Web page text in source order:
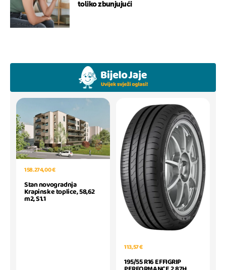
toliko zbunjujući
158.274,00 €
Stan novogradnja
Krapinske toplice, 58,62
m2, S1.1
113,57 €
195/55 R16 EFFIGRIP